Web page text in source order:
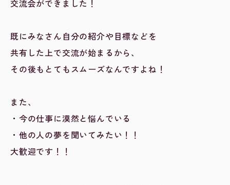
交流会ができました！
既にみなさん自分の紹介や目標などを
共有した上で交流が始まるから、
その後もとてもスムーズなんですよね！
また、
・今の仕事に漠然と悩んでいる
・他の人の夢を聞いてみたい！！
大歓迎です！！